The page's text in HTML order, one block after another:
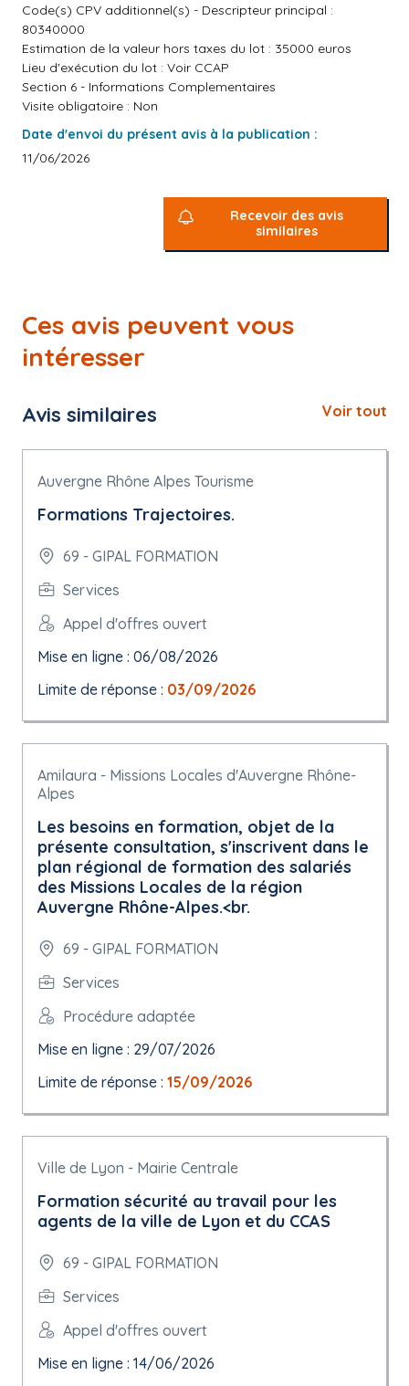
Code(s) CPV additionnel(s) - Descripteur principal :
80340000
Estimation de la valeur hors taxes du lot : 35000 euros
Lieu d'exécution du lot : Voir CCAP
Section 6 - Informations Complementaires
Visite obligatoire : Non
Date d'envoi du présent avis à la publication :
11/06/2026
Recevoir des avis
similaires
Ces avis peuvent vous
intéresser
Avis similaires Voir tout
Auvergne Rhône Alpes Tourisme
Formations Trajectoires.
69 - GIPAL FORMATION
Services
Appel d'offres ouvert
Mise en ligne : 06/08/2026
Limite de réponse : 03/09/2026
Amilaura - Missions Locales d'Auvergne Rhône-
Alpes
Les besoins en formation, objet de la
présente consultation, s'inscrivent dans le
plan régional de formation des salariés
des Missions Locales de la région
Auvergne Rhône-Alpes.<br.
69 - GIPAL FORMATION
Services
Procédure adaptée
Mise en ligne : 29/07/2026
Limite de réponse : 15/09/2026
Ville de Lyon - Mairie Centrale
Formation sécurité au travail pour les
agents de la ville de Lyon et du CCAS
69 - GIPAL FORMATION
Services
Appel d'offres ouvert
Mise en ligne : 14/06/2026